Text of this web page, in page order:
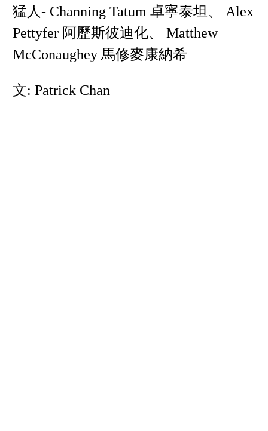
猛人- Channing Tatum 卓寧泰坦、 Alex
Pettyfer 阿歷斯彼迪化、 Matthew
McConaughey 馬修麥康納希
文: Patrick Chan